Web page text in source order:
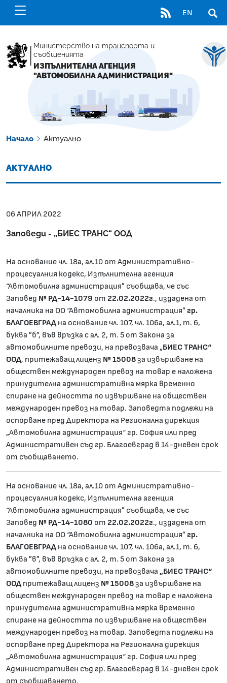
RSS EN
Министерство на транспорта и
съобщенията
ИЗПЪЛНИТЕЛНА АГЕНЦИЯ
"АВТОМОБИЛНА АДМИНИСТРАЦИЯ"
Начало Актуално
АКТУАЛНО
06 АПРИЛ 2022
Заповеди - „БИЕС ТРАНС“ ООД
На основание чл. 18а, ал.10 от Административно-
процесуалния кодекс, Изпълнителна агенция
“Автомобилна администрация” съобщава, че със
Заповед № РД-14-1079 от 22.02.2022г., издадена от
началника на ОО “Автомобилна администрация”гр.
БЛАГОЕВГРАД на основание чл. 107, чл. 106а, ал.1, т. 6,
буква ”б”, във връзка с ал. 2, т. 5 от Закона за
автомобилните превози, на превозвача „БИЕС ТРАНС“
ООД, притежаващ лиценз № 15008за извършване на
обществен международен превоз на товар е наложена
принудителна административна мярка временно
спиране на дейността по извършване на обществен
международен превоз на товар. Заповедта подлежи на
оспорване пред Директора на Регионална дирекция
„Автомобилна администрация“ гр. София или пред
Административен съд гр. Благоевград в 14-дневен срок
от съобщаването.
На основание чл. 18а, ал.10 от Административно-
процесуалния кодекс, Изпълнителна агенция
“Автомобилна администрация” съобщава, че със
Заповед № РД-14-1080 от 22.02.2022г., издадена от
началника на ОО “Автомобилна администрация”гр.
БЛАГОЕВГРАД на основание чл. 107, чл. 106а, ал.1, т. 6,
буква ”в”, във връзка с ал. 2, т. 5 от Закона за
автомобилните превози, на превозвача „БИЕС ТРАНС“
ООД притежаващ лиценз № 15008за извършване на
обществен международен превоз на товар е наложена
принудителна административна мярка временно
спиране на дейността по извършване на обществен
международен превоз на товар. Заповедта подлежи на
оспорване пред Директора на Регионална дирекция
„Автомобилна администрация“ гр. София или пред
Административен съд гр. Благоевград в 14-дневен срок
от съобщаването.